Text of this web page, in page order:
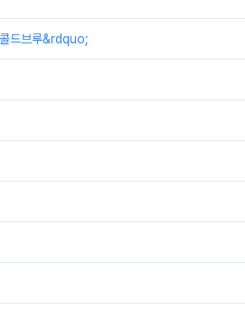
드브루&rdquo;